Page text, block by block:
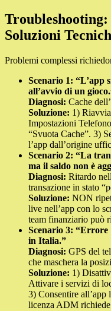
Soluzioni
Problemi complessi
Scenario 1: “L’app
all’avvio di un
Diagnosi: Cache
Soluzione: 1)
Impostazioni
“Svuota Cache”. 3)
l’app dall’origine
Scenario 2: “La
ma il saldo non è
Diagnosi: Ritardo
transazione in stato
Soluzione: NON
live nell’app con lo
team finanziario può
Scenario 3: “Errore
in Italia.”
Diagnosi: GPS del
che maschera la
Soluzione: 1)
Attivare i servizi di
3) Consentire all’app
licenza ADM